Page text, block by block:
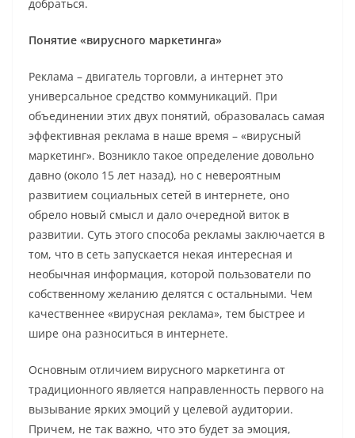
добраться.
Понятие «вирусного маркетинга»
Реклама – двигатель торговли, а интернет это
универсальное средство коммуникаций. При
объединении этих двух понятий, образовалась самая
эффективная реклама в наше время – «вирусный
маркетинг». Возникло такое определение довольно
давно (около 15 лет назад), но с невероятным
развитием социальных сетей в интернете, оно
обрело новый смысл и дало очередной виток в
развитии. Суть этого способа рекламы заключается в
том, что в сеть запускается некая интересная и
необычная информация, которой пользователи по
собственному желанию делятся с остальными. Чем
качественнее «вирусная реклама», тем быстрее и
шире она разноситься в интернете.
Основным отличием вирусного маркетинга от
традиционного является направленность первого на
вызывание ярких эмоций у целевой аудитории.
Причем, не так важно, что это будет за эмоция,